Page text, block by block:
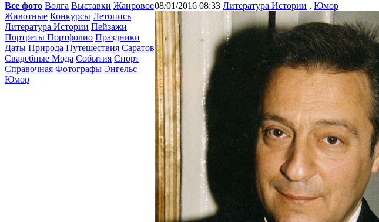
Все фото Волга Выставки Жанровое
Животные Конкурсы Летопись
Литература Истории Пейзажи
Портреты Портфолио Праздники
Даты Природа Путешествия Саратов
Свадебные Мода События Спорт
Справочная Фотографы Энгельс
Юмор
08/01/2016 08:33 Литература Истории , Юмор